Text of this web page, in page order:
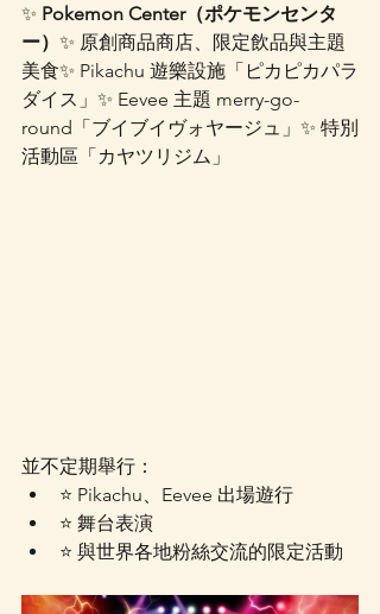
✨ Pokemon Center（ポケモンセンタ
ー） ✨ 原創商品商店、限定飲品與主題
美食✨ Pikachu 遊樂設施「ピカピカパラ
ダイス」✨ Eevee 主題 merry-go-
round「ブイブイヴォヤージュ」✨ 特別
活動區「カヤツリジム」
並不定期舉行：
⭐️ Pikachu、Eevee 出場遊行
⭐️ 舞台表演
⭐️ 與世界各地粉絲交流的限定活動